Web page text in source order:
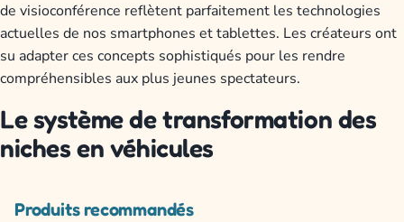
de visioconférence reflètent parfaitement les technologies
actuelles de nos smartphones et tablettes. Les créateurs ont
su adapter ces concepts sophistiqués pour les rendre
compréhensibles aux plus jeunes spectateurs.
Le système de transformation des
niches en véhicules
Produits recommandés